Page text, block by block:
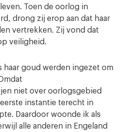
Toen de oorlog in
drong zij erop aan dat haar
vertrekken. Zij vond dat
veiligheid.
haar goud werden ingezet om
niet over oorlogsgebied
instantie terecht in
Daardoor woonde ik als
alle anderen in Engeland